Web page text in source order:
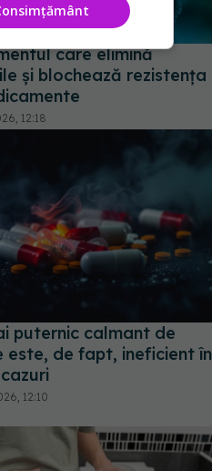
care elimină
și blochează rezistența
12:18
puternic calmant de
este, de fapt, ineficient în
12:10